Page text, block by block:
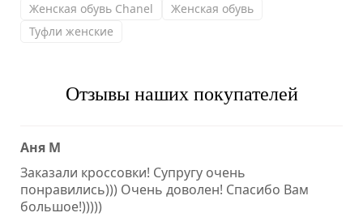
Женская обувь Chanel
Женская обувь
Туфли женские
Отзывы наших покупателей
Аня М
Заказали кроссовки! Супругу очень
понравились))) Очень доволен! Спасибо Вам
большое!)))))